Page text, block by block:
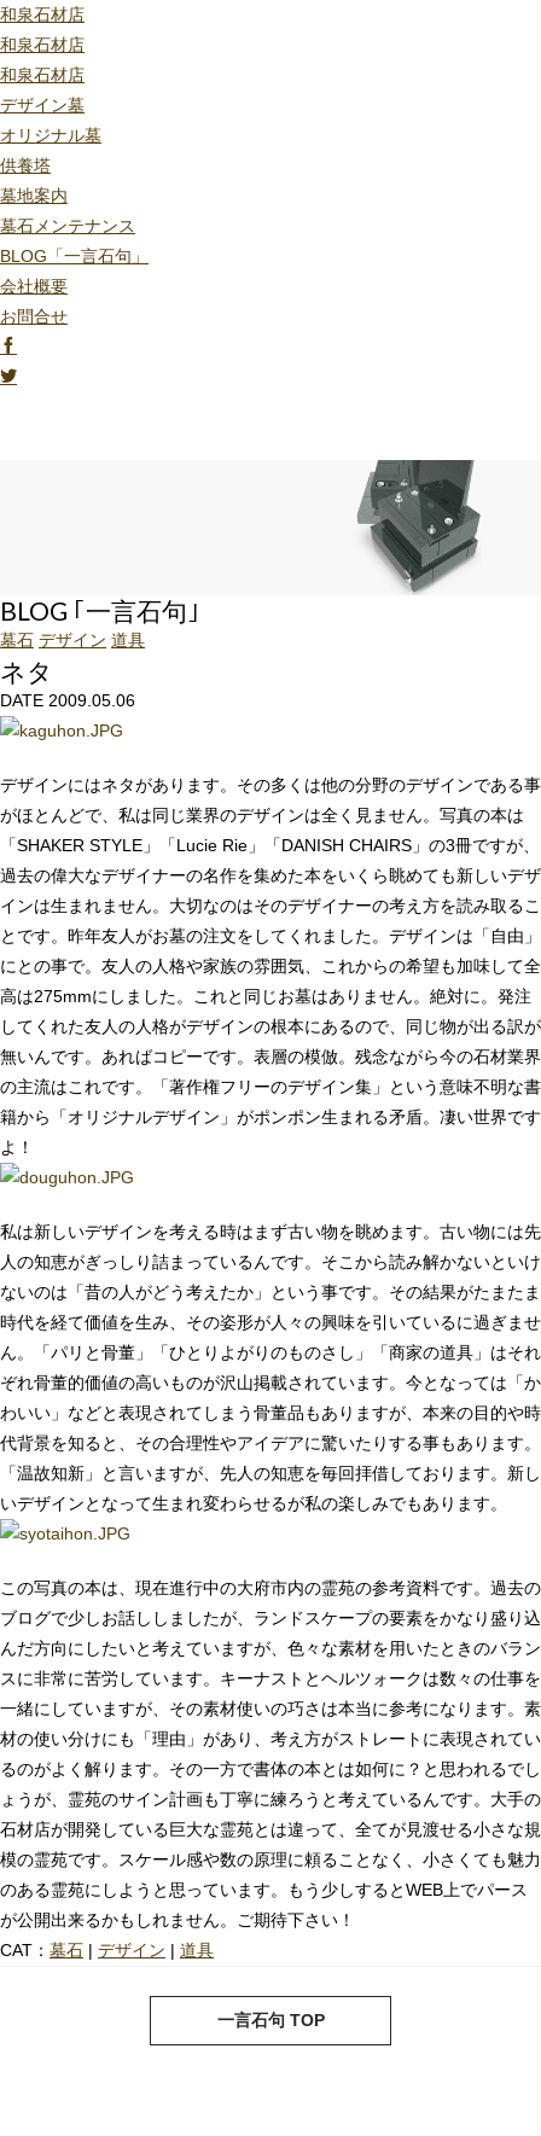
和泉石材店
和泉石材店
和泉石材店
デザイン墓
オリジナル墓
供養塔
墓地案内
墓石メンテナンス
BLOG「一言石句」
会社概要
お問合せ
BLOG ｢一言石句｣
墓石 デザイン 道具
ネタ
DATE 2009.05.06
デザインにはネタがあります。その多くは他の分野のデザインである事
がほとんどで、私は同じ業界のデザインは全く見ません。写真の本は
「SHAKER STYLE」「Lucie Rie」「DANISH CHAIRS」の3冊ですが、
過去の偉大なデザイナーの名作を集めた本をいくら眺めても新しいデザ
インは生まれません。大切なのはそのデザイナーの考え方を読み取るこ
とです。昨年友人がお墓の注文をしてくれました。デザインは「自由」
にとの事で。友人の人格や家族の雰囲気、これからの希望も加味して全
高は275mmにしました。これと同じお墓はありません。絶対に。発注
してくれた友人の人格がデザインの根本にあるので、同じ物が出る訳が
無いんです。あればコピーです。表層の模倣。残念ながら今の石材業界
の主流はこれです。「著作権フリーのデザイン集」という意味不明な書
籍から「オリジナルデザイン」がポンポン生まれる矛盾。凄い世界です
よ！
私は新しいデザインを考える時はまず古い物を眺めます。古い物には先
人の知恵がぎっしり詰まっているんです。そこから読み解かないといけ
ないのは「昔の人がどう考えたか」という事です。その結果がたまたま
時代を経て価値を生み、その姿形が人々の興味を引いているに過ぎませ
ん。「パリと骨董」「ひとりよがりのものさし」「商家の道具」はそれ
ぞれ骨董的価値の高いものが沢山掲載されています。今となっては「か
わいい」などと表現されてしまう骨董品もありますが、本来の目的や時
代背景を知ると、その合理性やアイデアに驚いたりする事もあります。
「温故知新」と言いますが、先人の知恵を毎回拝借しております。新し
いデザインとなって生まれ変わらせるが私の楽しみでもあります。
この写真の本は、現在進行中の大府市内の霊苑の参考資料です。過去の
ブログで少しお話ししましたが、ランドスケープの要素をかなり盛り込
んだ方向にしたいと考えていますが、色々な素材を用いたときのバラン
スに非常に苦労しています。キーナストとヘルツォークは数々の仕事を
一緒にしていますが、その素材使いの巧さは本当に参考になります。素
材の使い分けにも「理由」があり、考え方がストレートに表現されてい
るのがよく解ります。その一方で書体の本とは如何に？と思われるでし
ょうが、霊苑のサイン計画も丁寧に練ろうと考えているんです。大手の
石材店が開発している巨大な霊苑とは違って、全てが見渡せる小さな規
模の霊苑です。スケール感や数の原理に頼ることなく、小さくても魅力
のある霊苑にしようと思っています。もう少しするとWEB上でパース
が公開出来るかもしれません。ご期待下さい！
CAT： 墓石 | デザイン | 道具
一言石句 TOP